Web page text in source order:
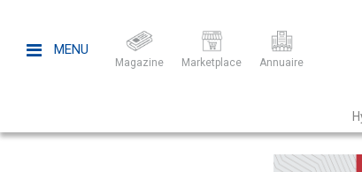
MENU
Magazine Marketplace Annuaire